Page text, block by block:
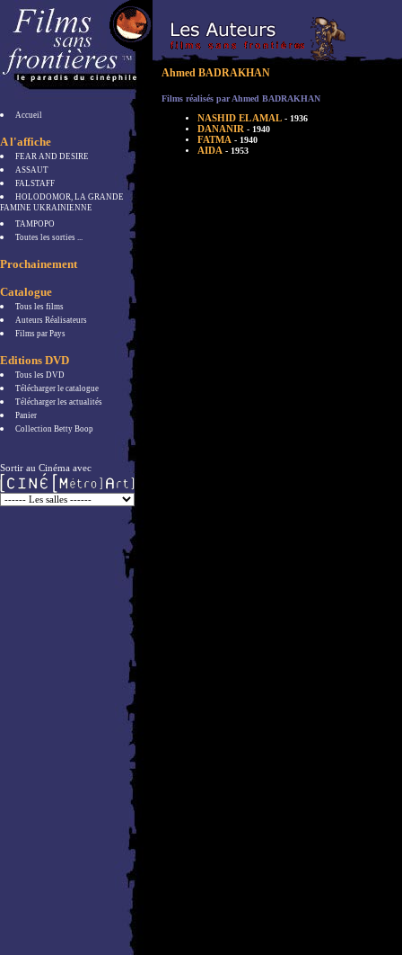
Accueil
A l'affiche
FEAR AND DESIRE
ASSAUT
FALSTAFF
HOLODOMOR, LA GRANDE
FAMINE UKRAINIENNE
TAMPOPO
Toutes les sorties ...
Prochainement
Catalogue
Tous les films
Auteurs Réalisateurs
Films par Pays
Editions DVD
Tous les DVD
Télécharger le catalogue
Télécharger les actualités
Panier
Collection Betty Boop
Sortir au Cinéma avec
Ahmed BADRAKHAN
Films réalisés par Ahmed BADRAKHAN
NASHID EL AMAL - 1936
DANANIR - 1940
FATMA - 1940
AIDA - 1953